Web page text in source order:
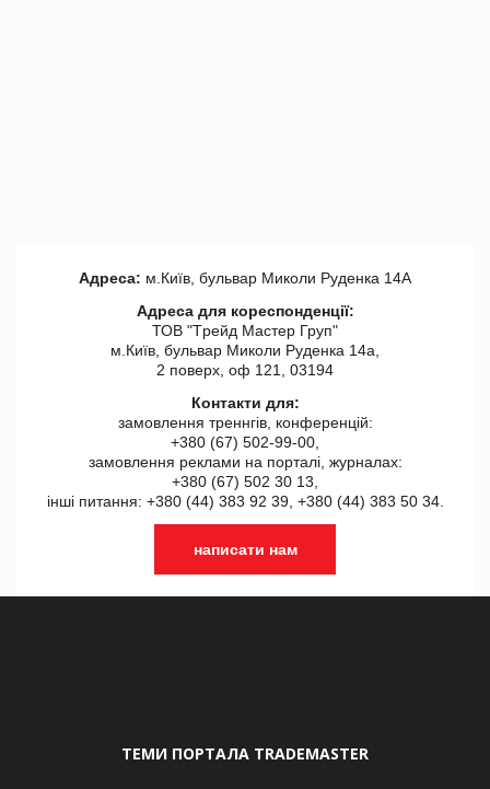
Адреса: м.Київ, бульвар Миколи Руденка 14А
Адреса для кореспонденції:
ТОВ "Tрейд Мастер Груп"
м.Київ, бульвар Миколи Руденка 14а,
2 поверх, оф 121, 03194
Контакти для:
замовлення треннгів, конференцій:
+380 (67) 502-99-00,
замовлення реклами на порталі, журналах:
+380 (67) 502 30 13,
інші питання: +380 (44) 383 92 39, +380 (44) 383 50 34.
написати нам
ТЕМИ ПОРТАЛА TRADEMASTER